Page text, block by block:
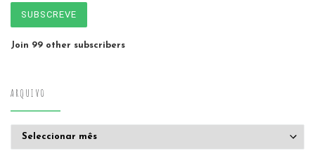
SUBSCREVE
Join 99 other subscribers
ARQUIVO